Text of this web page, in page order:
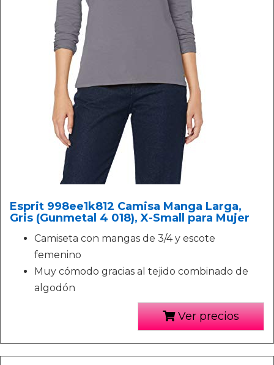
Esprit 998ee1k812 Camisa Manga Larga,
Gris (Gunmetal 4 018), X-Small para Mujer
Camiseta con mangas de 3/4 y escote
femenino
Muy cómodo gracias al tejido combinado de
algodón
Ver precios